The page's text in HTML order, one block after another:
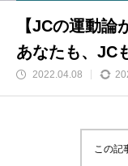
【JCの運動
あなたも、JC
2022.04.08
この記